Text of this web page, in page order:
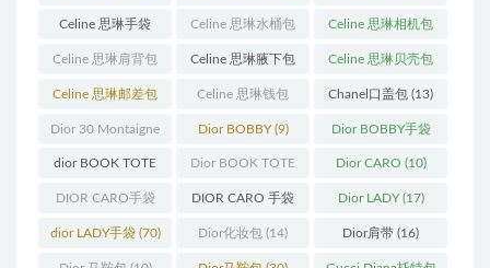
(23) (14) (18)
Celine 思琳手袋
(250)
Celine 思琳水桶包
(55)
Celine 思琳相机包
(11)
Celine 思琳肩背包
(12)
Celine 思琳腋下包
(10)
Celine 思琳贝壳包
(12)
Celine 思琳邮差包
(13)
Celine 思琳钱包
(10)
Chanel口盖包 (13)
Dior 30 Montaigne
蒙田(31)
Dior BOBBY(9) Dior BOBBY手袋
(26)
dior BOOK TOTE
(12)
Dior BOOK TOTE
手袋(163)
Dior CARO (10)
DIOR CARO手袋
(11)
DIOR CARO 手袋
(31)
Dior LADY(17)
dior LADY手袋(70) Dior化妆包 (14) Dior肩带 (16)